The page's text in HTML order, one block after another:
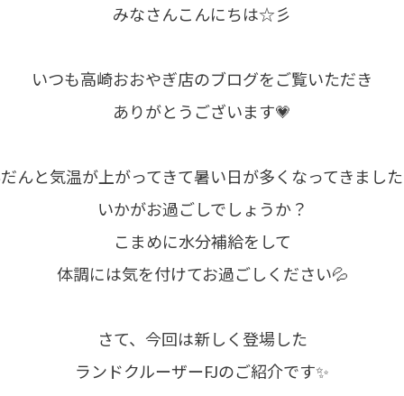
みなさんこんにちは☆彡
いつも高崎おおやぎ店のブログをご覧いただき
ありがとうございます💗
んと気温が上がってきて暑い日が多くなってきまし
いかがお過ごしでしょうか？
こまめに水分補給をして
体調には気を付けてお過ごしください💦
さて、今回は新しく登場した
ランドクルーザーFJのご紹介です✨